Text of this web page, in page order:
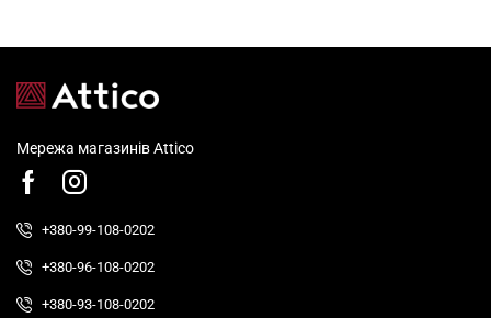
Мережа магазинів Attico
+380-99-108-0202
+380-96-108-0202
+380-93-108-0202